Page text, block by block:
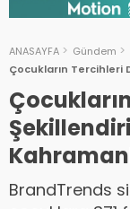
ANASAYFA
Gündem
Çocukların Tercihleri
ve Dev Markalar
BrandTrends